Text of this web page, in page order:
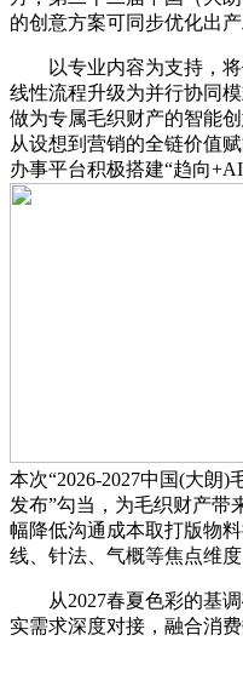
的创意方案可同步优化出
以专业内容为支持，将
线性流程升级为并行协同
做为专属毛织财产的智能
从设想到营销的全链价值
办事平台积极搭建“趋向
本次“2026-2027中国(大朗
发布”勾当，为毛织财产带
幅降低沟通成本取打版物
线、针法、气概等焦点维度
从2027春夏色彩的基调
实需求深度对接，融合消费